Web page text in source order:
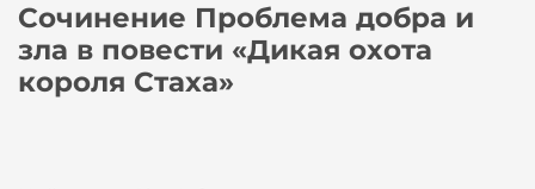
Сочинение Проблема добра и
зла в повести «Дикая охота
короля Стаха»